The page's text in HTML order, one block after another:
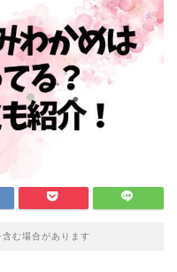
む場合があります